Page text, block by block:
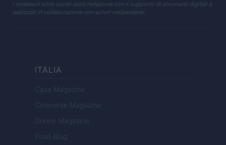
I contenuti sono curati dalla redazione con il supporto di strumenti digitali e
realizzati in collaborazione con autori indipendenti.
ITALIA
Casa Magazine
Cineverse Magazine
Donne Magazine
Food Blog